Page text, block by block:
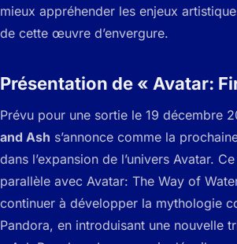
mieux appréhender les enjeux
de cette œuvre d’envergure.
Présentation de « Avatar:
Prévu pour une sortie le 19 décembre
and Ash s’annonce comme la
dans l’expansion de l’univers Avatar.
parallèle avec Avatar: The Way of
continuer à développer la mythologie
Pandora, en introduisant une nouvelle